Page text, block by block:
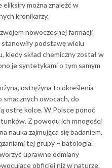
eliksiry można znaleźć w
kronikarzy.
nowoczesnej farmacji
podstawę wielu
kiedy skład chemiczny został w
je syntetykami o tym samym
ostrężyna to określenia
owocach, do
ostre kolce. W Polsce ponoć
Z powodu ich mnogości
nauka zajmująca się badaniem,
tej grupy – batologia.
uprawne odmiany
obficiej niż w naturze.